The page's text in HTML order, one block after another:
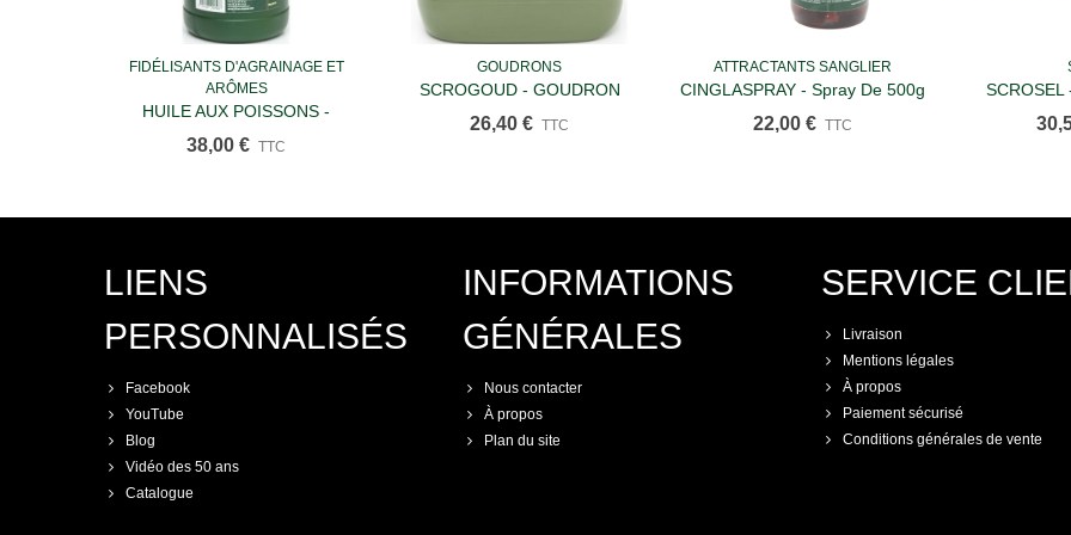
Ajouter au panier
FIDÉLISANTS D'AGRAINAGE ET
ARÔMES
HUILE AUX POISSONS -
CARTON DE 4 BOUTEILLES DE
38,00 € TTC
Ajouter au panier
GOUDRONS
SCROGOUD - GOUDRON
VÉGÉTAL DIT "DE NORVEGE"
26,40 € TTC
Ajouter au panier
ATTRACTANTS SANGLIER
CINGLASPRAY - Spray De 500g
22,00 € TTC
SCROSEL
LIENS
PERSONNALISÉS
Facebook
YouTube
Blog
Vidéo des 50 ans
Catalogue
INFORMATIONS
GÉNÉRALES
Nous contacter
À propos
Plan du site
SERVICE
Livraison
Mentions légales
À propos
Paiement sécurisé
Conditions générales de vente